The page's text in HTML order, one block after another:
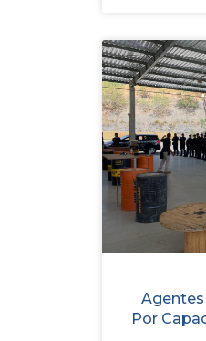
Agentes
Por